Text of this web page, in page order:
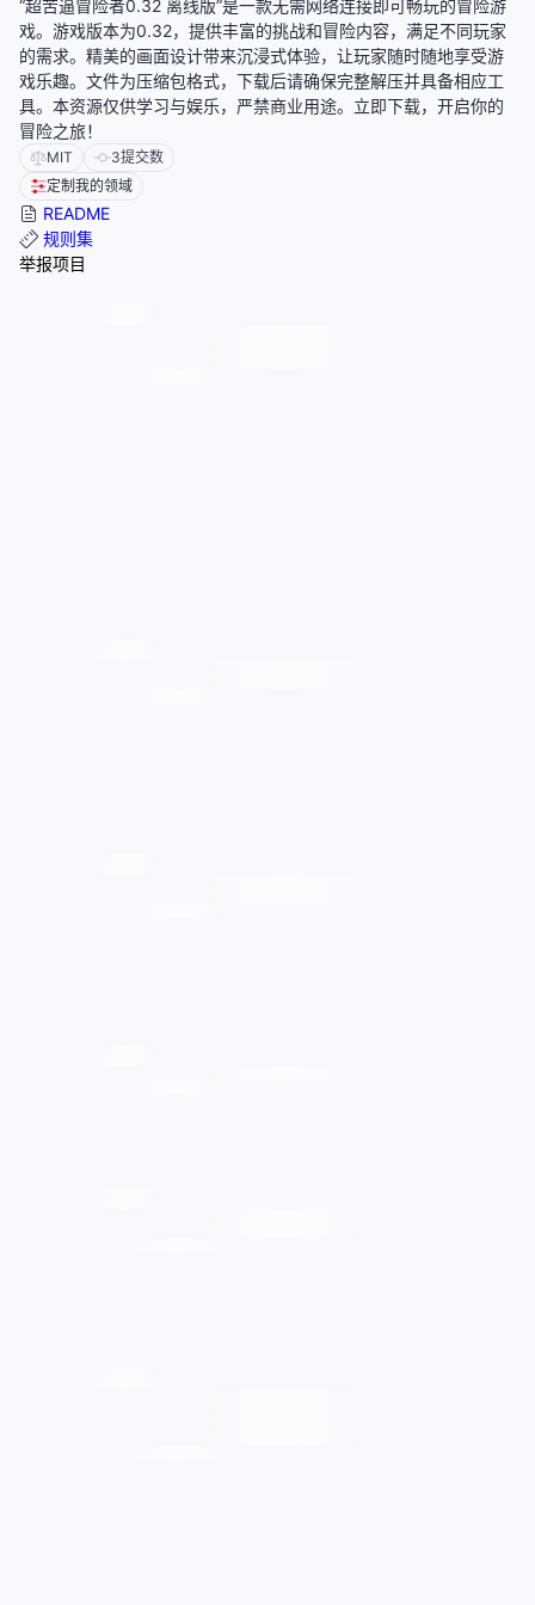
“超苦逼冒险者0.32 离线版”是一款无需网络连接即可畅玩的冒险游
戏。游戏版本为0.32，提供丰富的挑战和冒险内容，满足不同玩家
的需求。精美的画面设计带来沉浸式体验，让玩家随时随地享受游
戏乐趣。文件为压缩包格式，下载后请确保完整解压并具备相应工
具。本资源仅供学习与娱乐，严禁商业用途。立即下载，开启你的
冒险之旅！
MIT 3提交数
定制我的领域
README
规则集
举报项目